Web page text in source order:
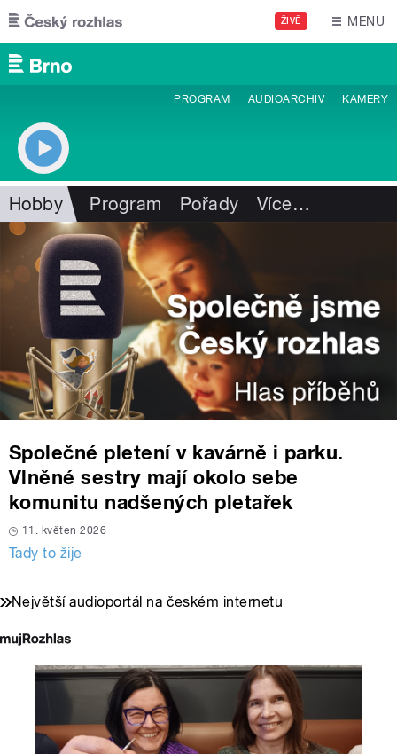
Přejít k hlavnímu obsahu
ŽIVĚ MENU
PROGRAM AUDIOARCHIV KAMERY
Hobby Program Pořady Více…
Společné pletení v kavárně i parku.
Vlněné sestry mají okolo sebe
komunitu nadšených pletařek
11. květen 2026
Tady to žije
Největší audioportál na českém internetu